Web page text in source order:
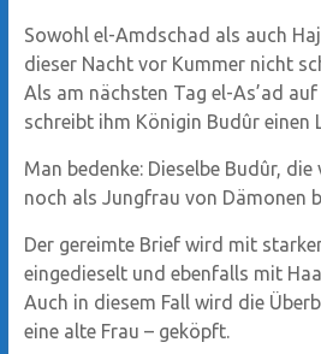
Sowohl el-Amdschad als auch
dieser Nacht vor Kummer nicht
Als am nächsten Tag el-As’ad
schreibt ihm Königin Budûr einen
Man bedenke: Dieselbe Budûr,
noch als Jungfrau von Dämonen
Der gereimte Brief wird mit
eingedieselt und ebenfalls mit
Auch in diesem Fall wird die
eine alte Frau – geköpft.